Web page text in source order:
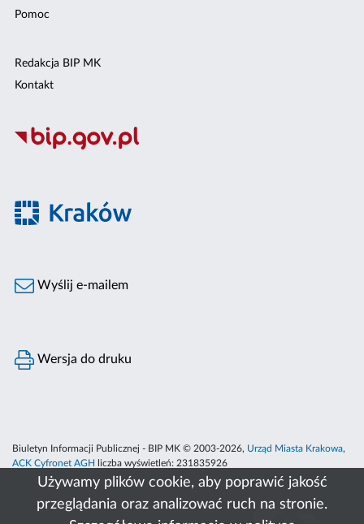
Używamy plików cookie, aby poprawić jakość
przeglądania oraz analizować ruch na stronie.
Pomoc
Redakcja BIP MK
Kontakt
Wyślij e-mailem
Wersja do druku
Biuletyn Informacji Publicznej - BIP MK © 2003-2026, Urząd Miasta Krakowa,
ACK Cyfronet AGH
liczba wyświetleń: 231835926